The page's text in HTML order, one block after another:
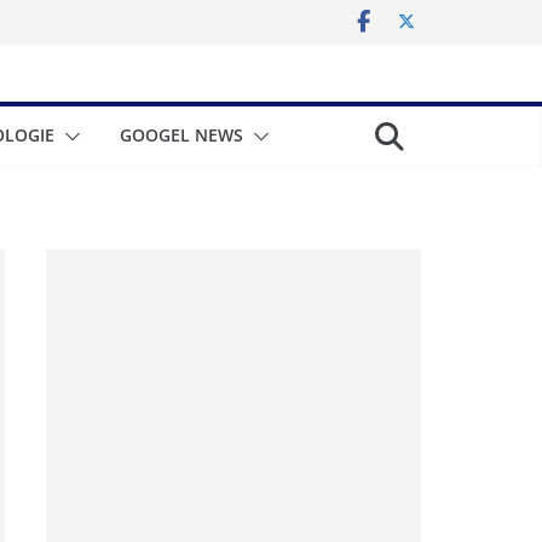
GOOGEL NEWS